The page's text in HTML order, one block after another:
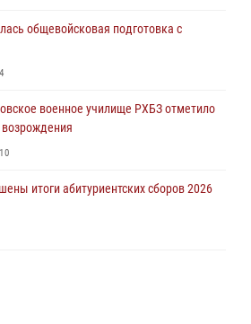
общевойсковая подготовка с
4
военное училище РХБЗ отметило
10
итоги абитуриентских сборов 2026